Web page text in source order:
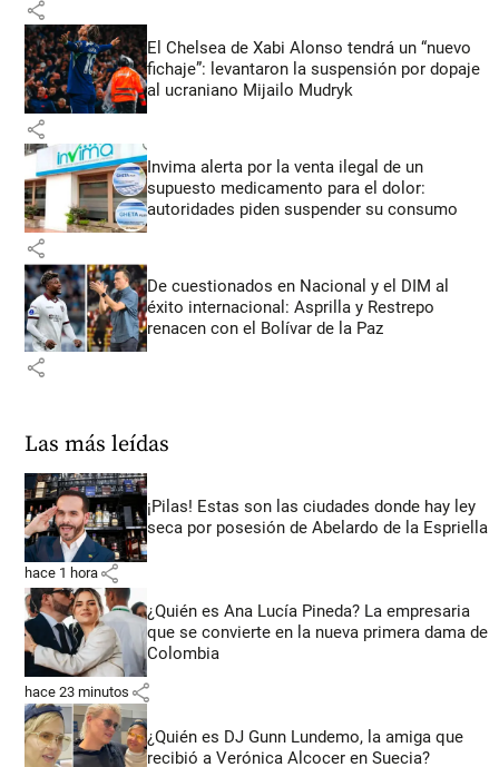
share
El Chelsea de Xabi Alonso tendrá un “nuevo
fichaje”: levantaron la suspensión por dopaje
al ucraniano Mijailo Mudryk
share
Invima alerta por la venta ilegal de un
supuesto medicamento para el dolor:
autoridades piden suspender su consumo
share
De cuestionados en Nacional y el DIM al
éxito internacional: Asprilla y Restrepo
renacen con el Bolívar de la Paz
share
Las más leídas
¡Pilas! Estas son las ciudades donde hay ley
seca por posesión de Abelardo de la Espriella
hace 1 hora share
¿Quién es Ana Lucía Pineda? La empresaria
que se convierte en la nueva primera dama de
Colombia
hace 23 minutos share
¿Quién es DJ Gunn Lundemo, la amiga que
recibió a Verónica Alcocer en Suecia?